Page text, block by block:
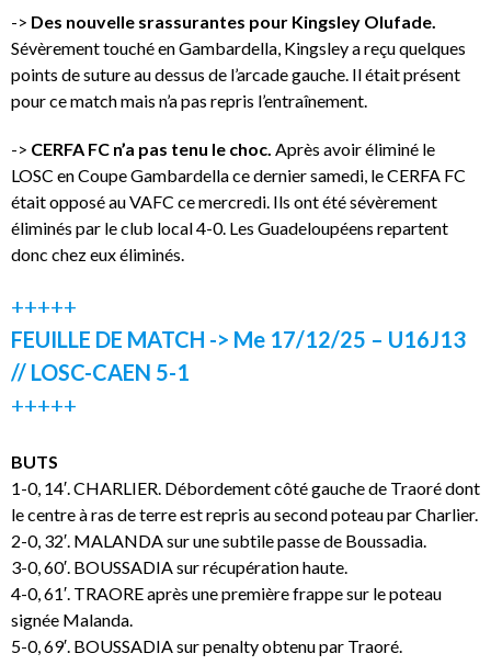
-> Des nouvelle srassurantes pour Kingsley Olufade.
Sévèrement touché en Gambardella, Kingsley a reçu quelques
points de suture au dessus de l’arcade gauche. Il était présent
pour ce match mais n’a pas repris l’entraînement.
-> CERFA FC n’a pas tenu le choc. Après avoir éliminé le
LOSC en Coupe Gambardella ce dernier samedi, le CERFA FC
était opposé au VAFC ce mercredi. Ils ont été sévèrement
éliminés par le club local 4-0. Les Guadeloupéens repartent
donc chez eux éliminés.
+++++
FEUILLE DE MATCH -> Me 17/12/25 – U16J13
// LOSC-CAEN 5-1
+++++
BUTS
1-0, 14′. CHARLIER. Débordement côté gauche de Traoré dont
le centre à ras de terre est repris au second poteau par Charlier.
2-0, 32′. MALANDA sur une subtile passe de Boussadia.
3-0, 60′. BOUSSADIA sur récupération haute.
4-0, 61′. TRAORE après une première frappe sur le poteau
signée Malanda.
5-0, 69′. BOUSSADIA sur penalty obtenu par Traoré.